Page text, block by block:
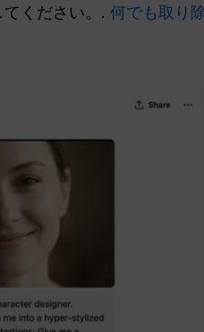
ください。. 何でも取り